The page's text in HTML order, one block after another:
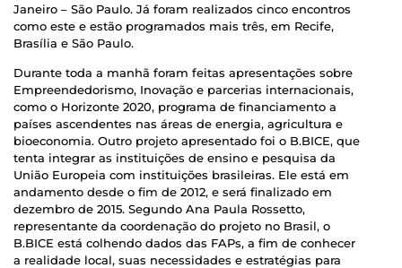
Janeiro – São Paulo. Já foram realizados cinco encontros
como este e estão programados mais três, em Recife,
Brasília e São Paulo.
Durante toda a manhã foram feitas apresentações sobre
Empreendedorismo, Inovação e parcerias internacionais,
como o Horizonte 2020, programa de financiamento a
países ascendentes nas áreas de energia, agricultura e
bioeconomia. Outro projeto apresentado foi o B.BICE, que
tenta integrar as instituições de ensino e pesquisa da
União Europeia com instituições brasileiras. Ele está em
andamento desde o fim de 2012, e será finalizado em
dezembro de 2015. Segundo Ana Paula Rossetto,
representante da coordenação do projeto no Brasil, o
B.BICE está colhendo dados das FAPs, a fim de conhecer
a realidade local, suas necessidades e estratégias para